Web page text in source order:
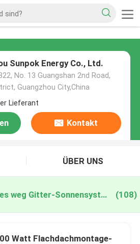
Sunpok Energy Co., Ltd.
No. 13 Guangshan 2nd Road,
Guangzhou City,China
Lieferant
Kontakt
ÜBER UNS
China Komplettes weg Gitter-Sonnensystem (108)
Watt Flachdachmontage-